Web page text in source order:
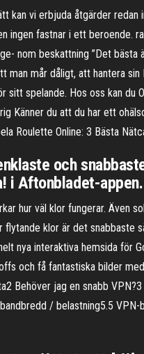
kan vi erbjuda åtgärder
ingen fastnar i ett beroende.
nom beskattning ”Det
man mår dåligt, att hantera
sitt spelande. Hos oss kan du
Känner du att du har ett
Roulette Online: 3 Bästa
och
i Aftonbladet-
hur väl klor fungerar. Även
flytande klor är det snabbaste
nya interaktiva hemsida för
och få fantastiska bilder
Behöver jag en snabb
/ belastning5.5